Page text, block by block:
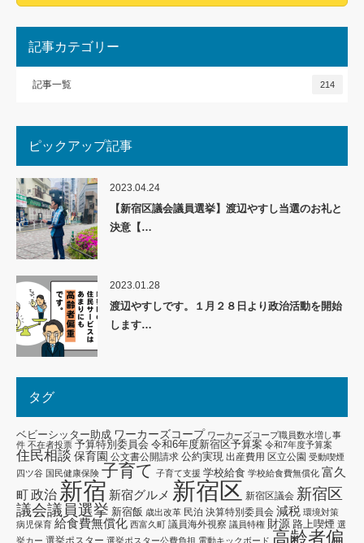
記事カテゴリー
記事一覧 214
ピックアップ記事
2023.04.24
【新宿区議会議員選挙】渡辺やすし当選のお礼と
決意【…
2023.01.28
渡辺やすしです。１月２８日より政治活動を開始
します…
タグ
ベビーシッター助成 ワーカーズコープ ワーカーズコープ職員数水増し事
件 不在者投票 予算特別委員会 令和6年度新宿区予算案 令和7年度予算案
住民相談 保育園 公文書公開請求 公約実現 出産費用 区立公園 受動喫煙
四ツ谷 国民健康保険 子育て 子育て支援 学校給食 学校給食費無償化 富久
町政治 新宿 新宿グルメ 新宿区 新宿区議会 新宿区
議会議員選挙 新宿飯 歳出改革 民泊 決算特別委員会 減税 環境対策
病児保育 給食費無償化 西富久町 議員海外視察 議員特権 財源 路上喫煙 選
挙カー 選挙ポスター 選挙ポスター公費負担 電動キックボード 高齢者偏